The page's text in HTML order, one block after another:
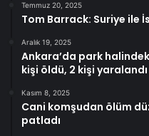
Temmuz 20, 2025
Tom Barrack: Suriye ile
Aralık 19, 2025
Ankara’da park
kişi öldü, 2 kişi yaralandı
Kasım 8, 2025
Cani komşudan ölüm
patladı